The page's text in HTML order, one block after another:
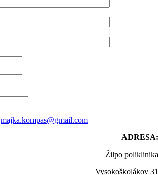
majka.kompas@gmail.com
ADRESA:
Žilpo poliklinika
Vysokoškolákov 31